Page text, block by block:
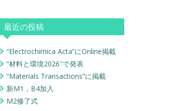
最近の投稿
“Electrochimica Acta”にOnline掲載
“材料と環境2026″で発表
“Materials Transactions”に掲載
新M1，B4加入
M2修了式